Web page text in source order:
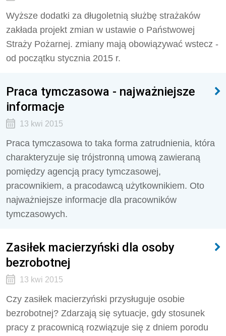
Wyższe dodatki za długoletnią służbę strażaków
zakłada projekt zmian w ustawie o Państwowej
Straży Pożarnej. zmiany mają obowiązywać wstecz -
od początku stycznia 2015 r.
Praca tymczasowa - najważniejsze
informacje
13 kwi 2015
Praca tymczasowa to taka forma zatrudnienia, która
charakteryzuje się trójstronną umową zawieraną
pomiędzy agencją pracy tymczasowej,
pracownikiem, a pracodawcą użytkownikiem. Oto
najważniejsze informacje dla pracowników
tymczasowych.
Zasiłek macierzyński dla osoby
bezrobotnej
13 kwi 2015
Czy zasiłek macierzyński przysługuje osobie
bezrobotnej? Zdarzają się sytuacje, gdy stosunek
pracy z pracownicą rozwiązuje się z dniem porodu